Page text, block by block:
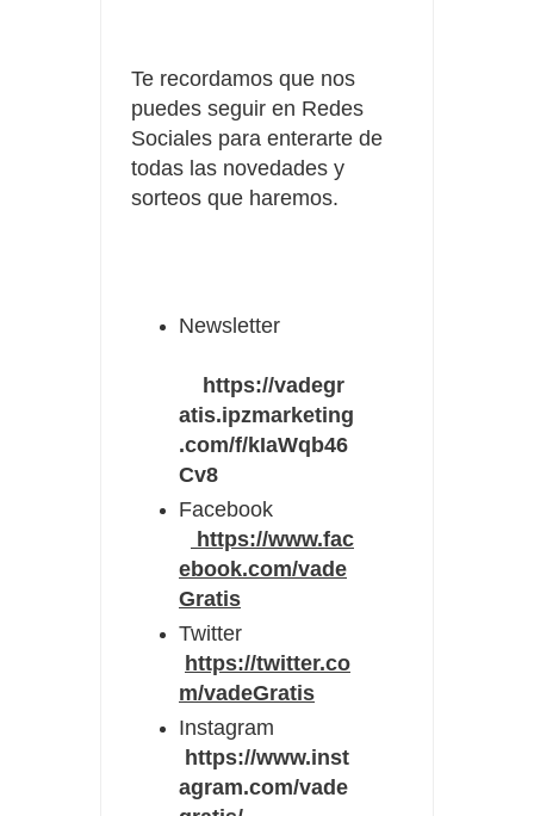
Te recordamos que nos
puedes seguir en Redes
Sociales para enterarte de
todas las novedades y
sorteos que haremos.
Newsletter
https://vadegr
atis.ipzmarketing
.com/f/kIaWqb46
Cv8
Facebook
https://www.fac
ebook.com/vade
Gratis
Twitter
https://twitter.co
m/vadeGratis
Instagram
https://www.inst
agram.com/vade